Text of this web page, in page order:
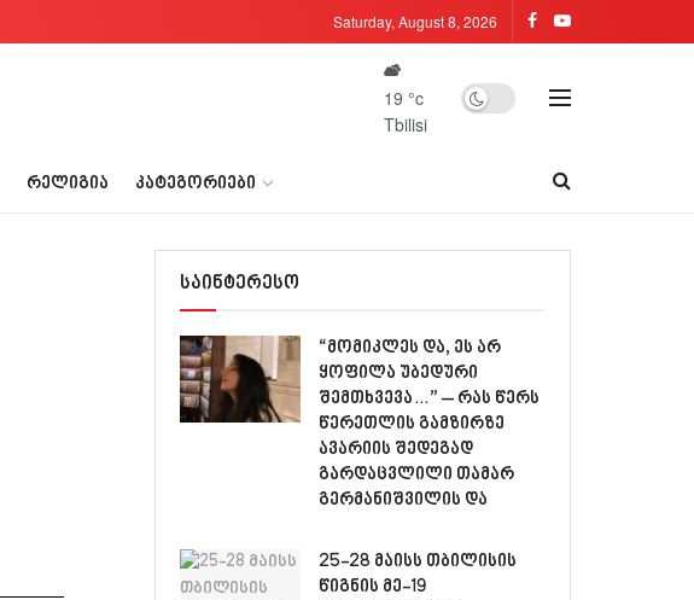
Saturday, August 8, 2026
19 °c
Tbilisi
ᲠᲔᲚᲘᲒᲘᲐ ᲙᲐᲢᲔᲒᲝᲠᲘᲔᲑᲘ
საინტერესო
“მომიკლეს და, ეს არ
ყოფილა უბედური
შემთხვევა…” – რას წერს
წერეთლის გამზირზე
ავარიის შედეგად
გარდაცვლილი თამარ
გერმანიშვილის და
25-28 მაისს თბილისის
წიგნის მე-19